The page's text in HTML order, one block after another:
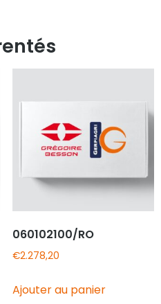
060102100/RO
€2.278,20
Ajouter au panier